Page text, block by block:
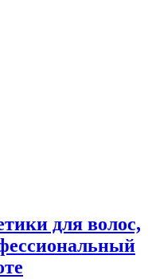
для волос,